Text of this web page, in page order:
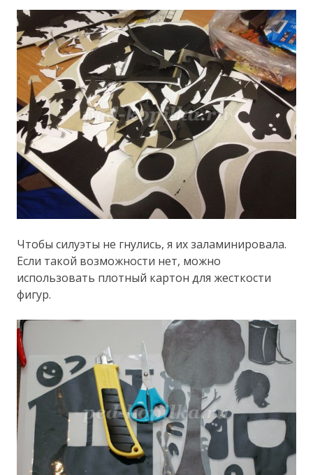
Чтобы силуэты не гнулись, я их заламинировала.
Если такой возможности нет, можно
использовать плотный картон для жесткости
фигур.